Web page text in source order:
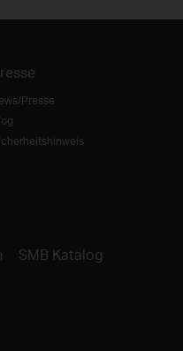
Presse
SMB Katalog